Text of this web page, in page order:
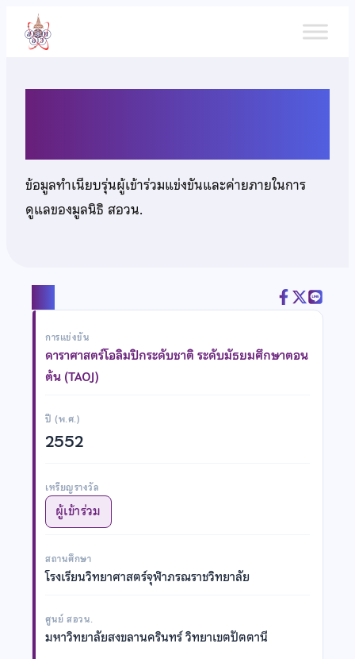
เนื้อหา
ข้อมูลทำเนียบรุ่นผู้เข้าร่วมแข่งขันและค่ายภายในการ
ดูแลของมูลนิธิ สอวน.
การแข่งขัน
ดาราศาสตร์โอลิมปิกระดับชาติ ระดับมัธยมศึกษาตอน
ต้น (TAOJ)
ปี (พ.ศ.)
2552
เหรียญรางวัล
ผู้เข้าร่วม
สถานศึกษา
โรงเรียนวิทยาศาสตร์จุฬาภรณราชวิทยาลัย
ศูนย์ สอวน.
มหาวิทยาลัยสงขลานครินทร์ วิทยาเขตปัตตานี